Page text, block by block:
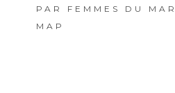
PAR FEMMES DU
MAP